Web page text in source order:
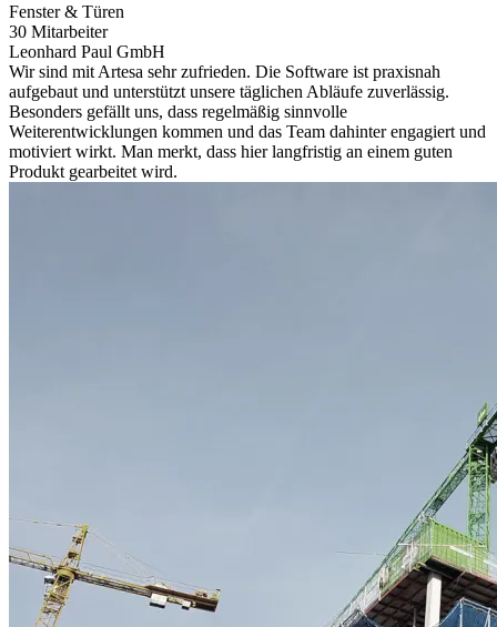
Fenster & Türen
30 Mitarbeiter
Leonhard Paul GmbH
Wir sind mit Artesa sehr zufrieden. Die Software ist praxisnah
aufgebaut und unterstützt unsere täglichen Abläufe zuverlässig.
Besonders gefällt uns, dass regelmäßig sinnvolle
Weiterentwicklungen kommen und das Team dahinter engagiert und
motiviert wirkt. Man merkt, dass hier langfristig an einem guten
Produkt gearbeitet wird.